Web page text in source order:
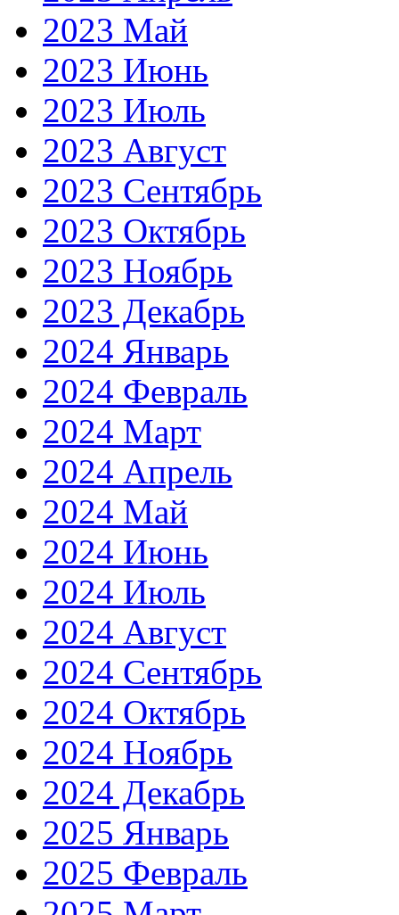
2023 Май
2023 Июнь
2023 Июль
2023 Август
2023 Сентябрь
2023 Октябрь
2023 Ноябрь
2023 Декабрь
2024 Январь
2024 Февраль
2024 Март
2024 Апрель
2024 Май
2024 Июнь
2024 Июль
2024 Август
2024 Сентябрь
2024 Октябрь
2024 Ноябрь
2024 Декабрь
2025 Январь
2025 Февраль